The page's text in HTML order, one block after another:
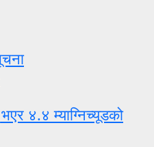
४.४ म्याग्निच्यूडको